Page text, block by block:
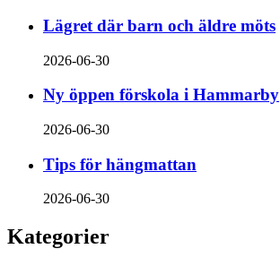
Lägret där barn och äldre möts
2026-06-30
Ny öppen förskola i Hammarby
2026-06-30
Tips för hängmattan
2026-06-30
Kategorier